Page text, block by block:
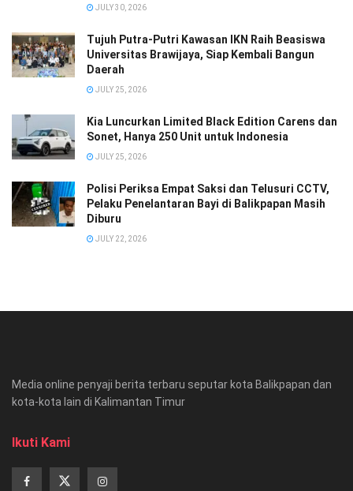
JULY 30, 2026
Tujuh Putra-Putri Kawasan IKN Raih Beasiswa
Universitas Brawijaya, Siap Kembali Bangun
Daerah
JULY 25, 2026
Kia Luncurkan Limited Black Edition Carens dan
Sonet, Hanya 250 Unit untuk Indonesia
JULY 25, 2026
Polisi Periksa Empat Saksi dan Telusuri CCTV,
Pelaku Penelantaran Bayi di Balikpapan Masih
Diburu
JULY 22, 2026
Media online penyaji berita terbaru seputar kota Balikpapan dan
kota-kota lain di Kalimantan Timur
Ikuti Kami